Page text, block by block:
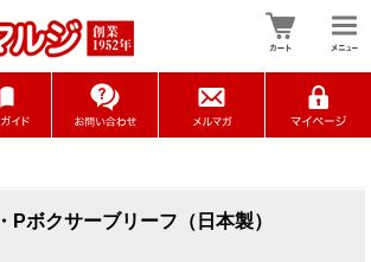
ボクサーブリーフ（日本製）